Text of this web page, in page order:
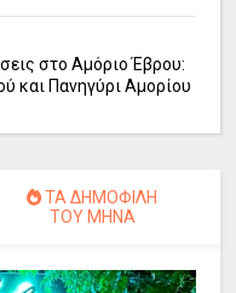
στο Αμόριο Έβρου:
και Πανηγύρι Αμορίου
ΤΑ ΔΗΜΟΦΙΛΗ
ΤΟΥ ΜΗΝΑ